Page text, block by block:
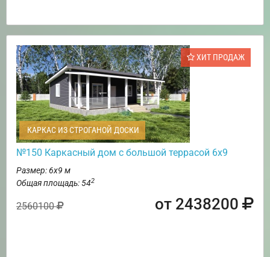
ХИТ ПРОДАЖ
КАРКАС ИЗ СТРОГАНОЙ ДОСКИ
№150 Каркасный дом с большой террасой 6х9
Размер: 6х9 м
Общая площадь: 542
2560100 от 2438200